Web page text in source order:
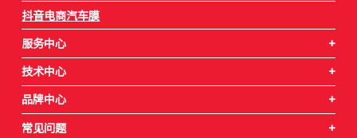
抖音电商汽车膜
服务中心 +
技术中心 +
品牌中心 +
常见问题 +